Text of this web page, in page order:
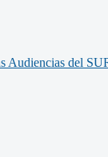
Audiencias del